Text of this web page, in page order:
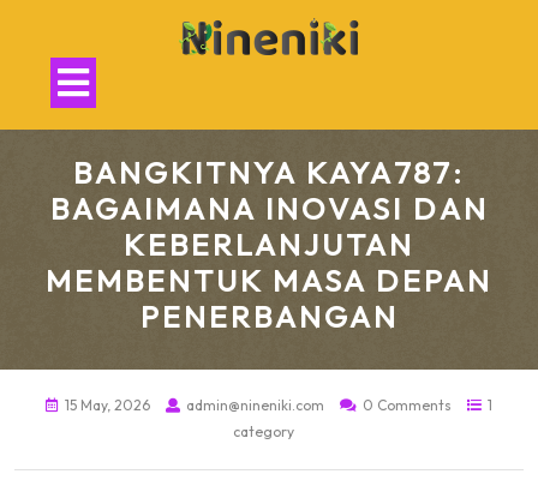
content
Button
BANGKITNYA KAYA787:
BAGAIMANA INOVASI DAN
KEBERLANJUTAN
MEMBENTUK MASA DEPAN
PENERBANGAN
15 May, 2026 admin@nineniki.com 0 Comments
1
category